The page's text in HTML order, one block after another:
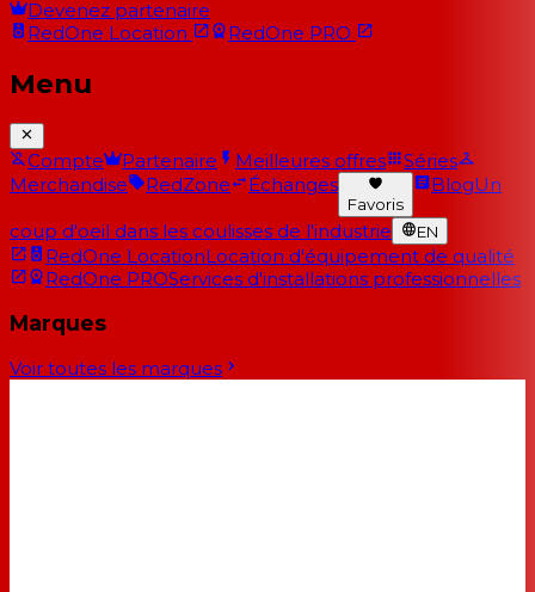
Devenez partenaire
RedOne Location RedOne PRO
Menu
Compte Partenaire Meilleures offres
Séries
Merchandise
RedZone Échanges
Favoris
BlogUn
coup d'oeil dans les coulisses de l'industrie EN
RedOne LocationLocation d'équipement de qualité
RedOne PROServices d'installations professionnelles
Marques
Voir toutes les marques